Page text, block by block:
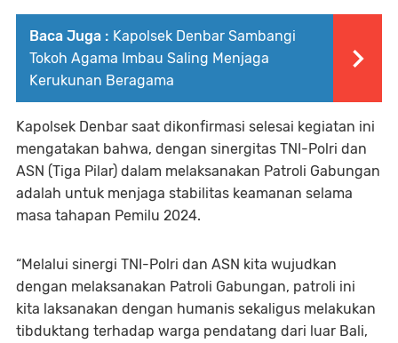
Baca Juga : Kapolsek Denbar Sambangi
Tokoh Agama Imbau Saling Menjaga
Kerukunan Beragama
Kapolsek Denbar saat dikonfirmasi selesai kegiatan ini
mengatakan bahwa, dengan sinergitas TNI-Polri dan
ASN (Tiga Pilar) dalam melaksanakan Patroli Gabungan
adalah untuk menjaga stabilitas keamanan selama
masa tahapan Pemilu 2024.
“Melalui sinergi TNI-Polri dan ASN kita wujudkan
dengan melaksanakan Patroli Gabungan, patroli ini
kita laksanakan dengan humanis sekaligus melakukan
tibduktang terhadap warga pendatang dari luar Bali,